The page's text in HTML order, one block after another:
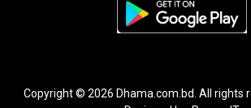
Copyright © 2026 Dhama.com.bd. All rights